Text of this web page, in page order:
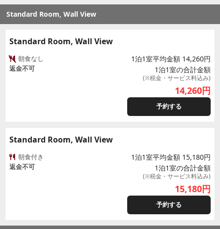
Standard Room, Wall View
Standard Room, Wall View
朝食なし
返金不可
1泊1室平均金額 14,260円
1泊1室の合計金額
(※税金・サービス料込み)
14,260円
予約する
Standard Room, Wall View
朝食付き
返金不可
1泊1室平均金額 15,180円
1泊1室の合計金額
(※税金・サービス料込み)
15,180円
予約する